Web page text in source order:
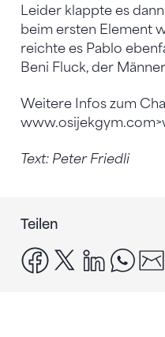
Leider klappte es
beim ersten Element
reichte es Pablo
Beni Fluck, der
Weitere Infos zum
Text: Peter Friedli
Teilen
facebook
x linkedin